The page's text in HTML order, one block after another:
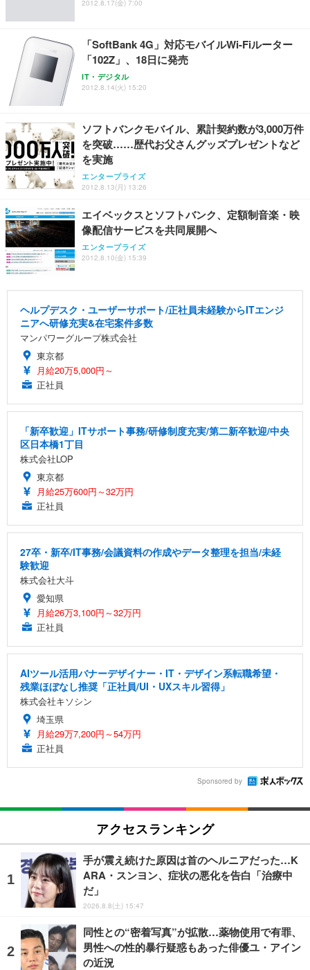
2012.8.17(金) 7:00
「SoftBank 4G」対応モバイルWi-Fiルーター
「102Z」、18日に発売
IT・デジタル
2012.8.14(火) 15:20
ソフトバンクモバイル、累計契約数が3,000万件
を突破……歴代お父さんグッズプレゼントなど
を実施
エンタープライズ
2012.8.13(月) 13:26
エイベックスとソフトバンク、定額制音楽・映
像配信サービスを共同展開へ
エンタープライズ
2012.8.10(金) 15:39
ヘルプデスク・ユーザーサポート/正社員未経験からITエンジ
ニアへ研修充実&在宅案件多数
マンパワーグループ株式会社
東京都
月給20万5,000円～
正社員
「新卒歓迎」ITサポート事務/研修制度充実/第二新卒歓迎/中央
区日本橋1丁目
株式会社LOP
東京都
月給25万600円～32万円
正社員
27卒・新卒/IT事務/会議資料の作成やデータ整理を担当/未経
験歓迎
株式会社大斗
愛知県
月給26万3,100円～32万円
正社員
AIツール活用バナーデザイナー・IT・デザイン系転職希望・
残業ほぼなし推奨「正社員/UI・UXスキル習得」
株式会社キソシン
埼玉県
月給29万7,200円～54万円
正社員
Sponsored by
アクセスランキング
手が震え続けた原因は首のヘルニアだった…K
ARA・スンヨン、症状の悪化を告白「治療中
だ」
2026.8.8(土) 15:47
同性との“密着写真”が拡散…薬物使用で有罪、
男性への性的暴行疑惑もあった俳優ユ・アイン
の近況